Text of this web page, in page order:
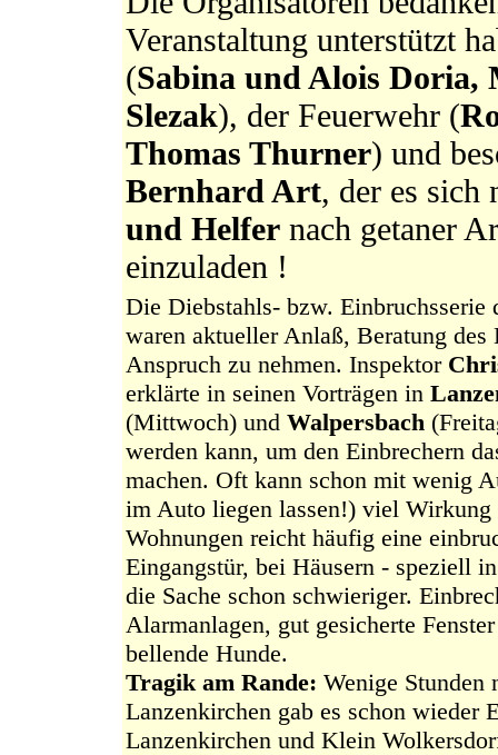
Veranstaltung unterstützt
(Sabina und Alois
Slezak), der Feuerwehr (
Thomas Thurner) und
Bernhard Art, der es sich
und Helfer nach getaner
einzuladen !
Die Diebstahls- bzw. Einbruchsserie
waren aktueller Anlaß, Beratung
Anspruch zu nehmen. Inspektor
erklärte in seinen Vorträgen in
(Mittwoch) und Walpersbach
werden kann, um den Einbrechern
machen. Oft kann schon mit wenig
im Auto liegen lassen!) viel
Wohnungen reicht häufig eine
Eingangstür, bei Häusern - speziell
die Sache schon schwieriger.
Alarmanlagen, gut gesicherte
bellende Hunde.
Tragik am Rande: Wenige Stunden
Lanzenkirchen gab es schon wieder
Lanzenkirchen und Klein